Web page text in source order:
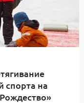
спорта на